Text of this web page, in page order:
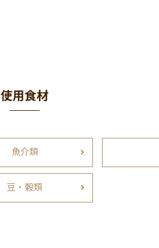
使用食材
魚介類
豆・穀類